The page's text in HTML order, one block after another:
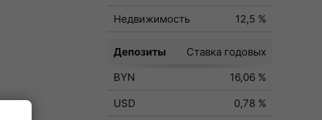
Недвижимость
12,5 %
Депозиты
Ставка годовых
BYN
16,06 %
USD
0,78 %